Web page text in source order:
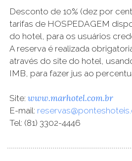
Desconto de 10% (dez por
tarifas de HOSPEDAGEM
do hotel, para os usuários
A reserva é realizada
através do site do hotel,
IMB, para fazer jus ao
Site: www.marhotel.com.br
E-mail:
Tel: (81) 3302-4446